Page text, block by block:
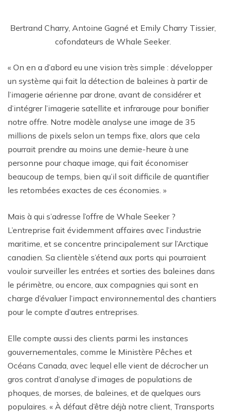
Bertrand Charry, Antoine Gagné et Emily Charry Tissier,
cofondateurs de Whale Seeker.
« On en a d’abord eu une vision très simple : développer
un système qui fait la détection de baleines à partir de
l’imagerie aérienne par drone, avant de considérer et
d’intégrer l’imagerie satellite et infrarouge pour bonifier
notre offre. Notre modèle analyse une image de 35
millions de pixels selon un temps fixe, alors que cela
pourrait prendre au moins une demie-heure à une
personne pour chaque image, qui fait économiser
beaucoup de temps, bien qu’il soit difficile de quantifier
les retombées exactes de ces économies. »
Mais à qui s’adresse l’offre de Whale Seeker ?
L’entreprise fait évidemment affaires avec l’industrie
maritime, et se concentre principalement sur l’Arctique
canadien. Sa clientèle s’étend aux ports qui pourraient
vouloir surveiller les entrées et sorties des baleines dans
le périmètre, ou encore, aux compagnies qui sont en
charge d’évaluer l’impact environnemental des chantiers
pour le compte d’autres entreprises.
Elle compte aussi des clients parmi les instances
gouvernementales, comme le Ministère Pêches et
Océans Canada, avec lequel elle vient de décrocher un
gros contrat d’analyse d’images de populations de
phoques, de morses, de baleines, et de quelques ours
populaires. « À défaut d’être déjà notre client, Transports